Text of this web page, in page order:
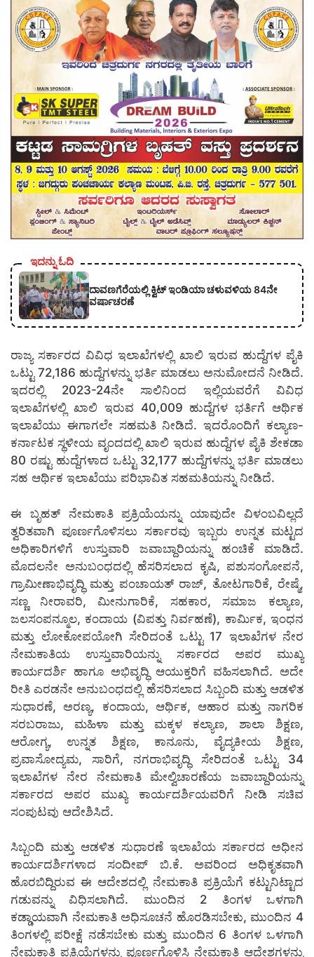
ಇದನ್ನು ಓದಿ
ದಾವಣಗೆರೆಯಲ್ಲಿ ಕ್ವಿಟ್ ಇಂಡಿಯಾ ಚಳುವಳಿಯ 84ನೇ
ವರ್ಷಾಚರಣೆ
ರಾಜ್ಯ ಸರ್ಕಾರದ ವಿವಿಧ ಇಲಾಖೆಗಳಲ್ಲಿ ಖಾಲಿ ಇರುವ ಹುದ್ದೆಗಳ ಪೈಕಿ
ಒಟ್ಟು 72,186 ಹುದ್ದೆಗಳನ್ನು ಭರ್ತಿ ಮಾಡಲು ಅನುಮೋದನೆ ನೀಡಿದೆ.
ಇದರಲ್ಲಿ 2023-24ನೇ ಸಾಲಿನಿಂದ ಇಲ್ಲಿಯವರೆಗೆ ವಿವಿಧ
ಇಲಾಖೆಗಳಲ್ಲಿ ಖಾಲಿ ಇರುವ 40,009 ಹುದ್ದೆಗಳ ಭರ್ತಿಗೆ ಆರ್ಥಿಕ
ಇಲಾಖೆಯು ಈಗಾಗಲೇ ಸಹಮತಿ ನೀಡಿದೆ. ಇದರೊಂದಿಗೆ ಕಲ್ಯಾಣ-
ಕರ್ನಾಟಕ ಸ್ಥಳೀಯ ವೃಂದದಲ್ಲಿ ಖಾಲಿ ಇರುವ ಹುದ್ದೆಗಳ ಪೈಕಿ ಶೇಕಡಾ
80 ರಷ್ಟು ಹುದ್ದೆಗಳಾದ ಒಟ್ಟು 32,177 ಹುದ್ದೆಗಳನ್ನು ಭರ್ತಿ ಮಾಡಲು
ಸಹ ಆರ್ಥಿಕ ಇಲಾಖೆಯು ಪರಿಭಾವಿತ ಸಹಮತಿಯನ್ನು ನೀಡಿದೆ.
ಈ ಬೃಹತ್ ನೇಮಕಾತಿ ಪ್ರಕ್ರಿಯೆಯನ್ನು ಯಾವುದೇ ವಿಳಂಬವಿಲ್ಲದೆ
ತ್ವರಿತವಾಗಿ ಪೂರ್ಣಗೊಳಿಸಲು ಸರ್ಕಾರವು ಇಬ್ಬರು ಉನ್ನತ ಮಟ್ಟದ
ಅಧಿಕಾರಿಗಳಿಗೆ ಉಸ್ತುವಾರಿ ಜವಾಬ್ದಾರಿಯನ್ನು ಹಂಚಿಕೆ ಮಾಡಿದೆ.
ಮೊದಲನೇ ಅನುಬಂಧದಲ್ಲಿ ಹೆಸರಿಸಲಾದ ಕೃಷಿ, ಪಶುಸಂಗೋಪನೆ,
ಗ್ರಾಮೀಣಾಭಿವೃದ್ಧಿ ಮತ್ತು ಪಂಚಾಯತ್ ರಾಜ್, ತೋಟಗಾರಿಕೆ, ರೇಷ್ಮೆ,
ಸಣ್ಣ ನೀರಾವರಿ, ಮೀನುಗಾರಿಕೆ, ಸಹಕಾರ, ಸಮಾಜ ಕಲ್ಯಾಣ,
ಜಲಸಂಪನ್ಮೂಲ, ಕಂದಾಯ (ವಿಪತ್ತು ನಿರ್ವಹಣೆ), ಕಾರ್ಮಿಕ, ಇಂಧನ
ಮತ್ತು ಲೋಕೋಪಯೋಗಿ ಸೇರಿದಂತೆ ಒಟ್ಟು 17 ಇಲಾಖೆಗಳ ನೇರ
ನೇಮಕಾತಿಯ ಉಸ್ತುವಾರಿಯನ್ನು ಸರ್ಕಾರದ ಅಪರ ಮುಖ್ಯ
ಕಾರ್ಯದರ್ಶಿ ಹಾಗೂ ಅಭಿವೃದ್ಧಿ ಆಯುಕ್ತರಿಗೆ ವಹಿಸಲಾಗಿದೆ. ಅದೇ
ರೀತಿ ಎರಡನೇ ಅನುಬಂಧದಲ್ಲಿ ಹೆಸರಿಸಲಾದ ಸಿಬ್ಬಂದಿ ಮತ್ತು ಆಡಳಿತ
ಸುಧಾರಣೆ, ಅರಣ್ಯ, ಕಂದಾಯ, ಆರ್ಥಿಕ, ಆಹಾರ ಮತ್ತು ನಾಗರಿಕ
ಸರಬರಾಜು, ಮಹಿಳಾ ಮತ್ತು ಮಕ್ಕಳ ಕಲ್ಯಾಣ, ಶಾಲಾ ಶಿಕ್ಷಣ,
ಆರೋಗ್ಯ, ಉನ್ನತ ಶಿಕ್ಷಣ, ಕಾನೂನು, ವೈದ್ಯಕೀಯ ಶಿಕ್ಷಣ,
ಪ್ರವಾಸೋದ್ಯಮ, ಸಾರಿಗೆ, ನಗರಾಭಿವೃದ್ಧಿ ಸೇರಿದಂತೆ ಒಟ್ಟು 34
ಇಲಾಖೆಗಳ ನೇರ ನೇಮಕಾತಿ ಮೇಲ್ವಿಚಾರಣೆಯ ಜವಾಬ್ದಾರಿಯನ್ನು
ಸರ್ಕಾರದ ಅಪರ ಮುಖ್ಯ ಕಾರ್ಯದರ್ಶಿಯವರಿಗೆ ನೀಡಿ ಸಚಿವ
ಸಂಪುಟವು ಆದೇಶಿಸಿದೆ.
ಸಿಬ್ಬಂದಿ ಮತ್ತು ಆಡಳಿತ ಸುಧಾರಣೆ ಇಲಾಖೆಯ ಸರ್ಕಾರದ ಅಧೀನ
ಕಾರ್ಯದರ್ಶಿಗಳಾದ ಸಂದೀಪ್ ಬಿ.ಕೆ. ಅವರಿಂದ ಅಧಿಕೃತವಾಗಿ
ಹೊರಬಿದ್ದಿರುವ ಈ ಆದೇಶದಲ್ಲಿ ನೇಮಕಾತಿ ಪ್ರಕ್ರಿಯೆಗೆ ಕಟ್ಟುನಿಟ್ಟಾದ
ಗಡುವನ್ನು ವಿಧಿಸಲಾಗಿದೆ. ಮುಂದಿನ 2 ತಿಂಗಳ ಒಳಗಾಗಿ
ಕಡ್ಡಾಯವಾಗಿ ನೇಮಕಾತಿ ಅಧಿಸೂಚನೆ ಹೊರಡಿಸಬೇಕು, ಮುಂದಿನ 4
ತಿಂಗಳಲ್ಲಿ ಪರೀಕ್ಷೆ ನಡೆಸಬೇಕು ಮತ್ತು ಮುಂದಿನ 6 ತಿಂಗಳ ಒಳಗಾಗಿ
ನೇಮಕಾತಿ ಪ್ರಕ್ರಿಯೆಗಳನ್ನು ಪೂರ್ಣಗೊಳಿಸಿ ನೇಮಕಾತಿ ಆದೇಶಗಳನ್ನು